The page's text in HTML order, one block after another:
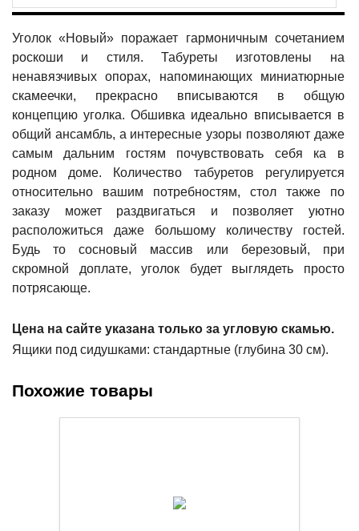
Уголок «Новый» поражает гармоничным сочетанием
роскоши и стиля. Табуреты изготовлены на
ненавязчивых опорах, напоминающих миниатюрные
скамеечки, прекрасно вписываются в общую
концепцию уголка. Обшивка идеально вписывается в
общий ансамбль, а интересные узоры позволяют даже
самым дальним гостям почувствовать себя ка в
родном доме. Количество табуретов регулируется
относительно вашим потребностям, стол также по
заказу может раздвигаться и позволяет уютно
расположиться даже большому количеству гостей.
Будь то сосновый массив или березовый, при
скромной доплате, уголок будет выглядеть просто
потрясающе.
Цена на сайте указана только за угловую скамью.
Ящики под сидушками: стандартные (глубина 30 см).
Похожие товары